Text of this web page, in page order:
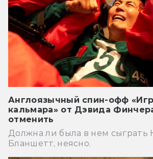
Англоязычный спин-офф
кальмара» от Дэвида
отменить
Должна ли была в нем сыграть
Бланшетт, неясно.